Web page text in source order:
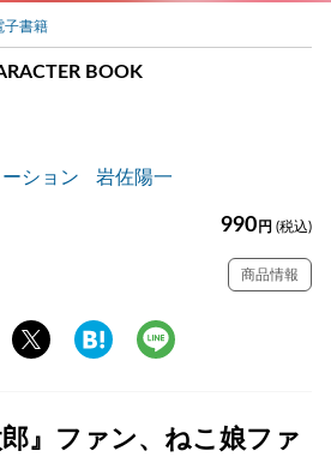
子書籍
BOOK
ション 岩佐陽一
990 円 (税込)
商品情報
郎』ファン、ねこ娘ファ